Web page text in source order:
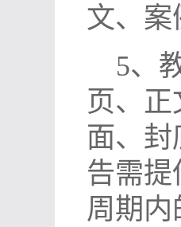
文、案
5、
页、
面、
告需
周期